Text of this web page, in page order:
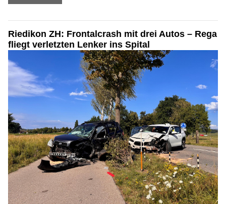
Riedikon ZH: Frontalcrash mit drei Autos – Rega
fliegt verletzten Lenker ins Spital